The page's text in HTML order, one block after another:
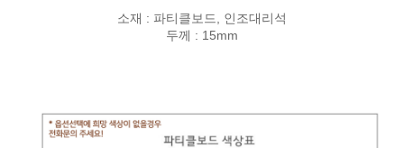
소재 : 파티클보드, 인조대리석
두께 : 15mm